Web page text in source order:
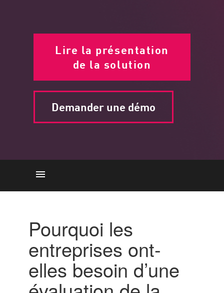
Lire la présentation
de la solution
Demander une démo
CAPACITÉS
Sécurité du cloud Assessment
With Check Point
Pourquoi les
entreprises ont-
elles besoin d’une